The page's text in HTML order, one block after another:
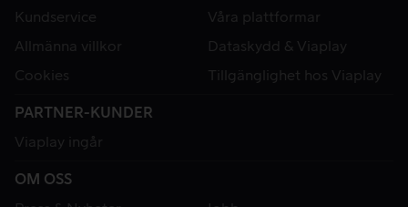
Kundservice
Våra plattformar
Allmänna villkor
Dataskydd & Viaplay
Cookies
Tillgänglighet hos Viaplay
PARTNER-KUNDER
Viaplay ingår
OM OSS